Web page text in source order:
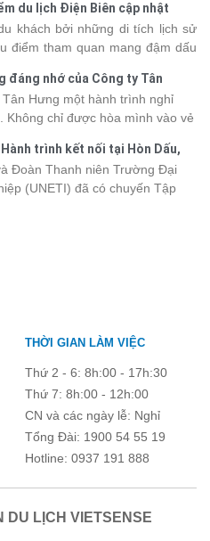
băn khoăn khi lựa chọn. Bài viết
du thuyền Hạ Long mới nhất
so sánh và tìm được hành
ngân sách.
du lịch Điện Biên cập nhật
khách bởi những di tích lịch sử
điểm tham quan mang đậm dấu
trước giá vé sẽ giúp bạn chủ
Cùng Vietsense Travel tham
điểm du lịch Điện Biênmới nhất
đáng nhớ của Công ty Tân
Hưng một hành trình nghỉ
chỉ được hòa mình vào vẻ
khắc đáng nhớ. Hãy cùng
vui và những trải nghiệm khó
trình kết nối tại Hòn Dấu,
Đoàn Thanh niên Trường Đại
(UNETI) đã có chuyến Tập
THỜI GIAN LÀM VIỆC
Thứ 2 - 6: 8h:00 - 17h:30
Thứ 7: 8h:00 - 12h:00
CN và các ngày lễ: Nghỉ
Tổng Đài: 1900 54 55 19
Hotline: 0937 191 888
DU LỊCH VIETSENSE